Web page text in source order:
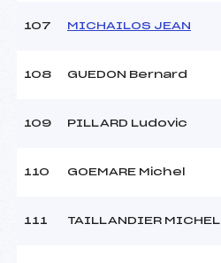
107 MICHAILOS JEAN
108 GUEDON Bernard
109 PILLARD Ludovic
110 GOEMARE Michel
111 TAILLANDIER MICHEL